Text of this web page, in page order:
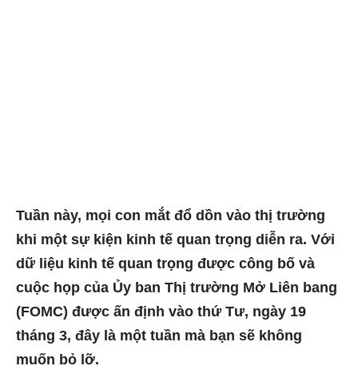
Tuần này, mọi con mắt đổ dồn vào thị trường
khi một sự kiện kinh tế quan trọng diễn ra. Với
dữ liệu kinh tế quan trọng được công bố và
cuộc họp của Ủy ban Thị trường Mở Liên bang
(FOMC) được ấn định vào thứ Tư, ngày 19
tháng 3, đây là một tuần mà bạn sẽ không
muốn bỏ lỡ.